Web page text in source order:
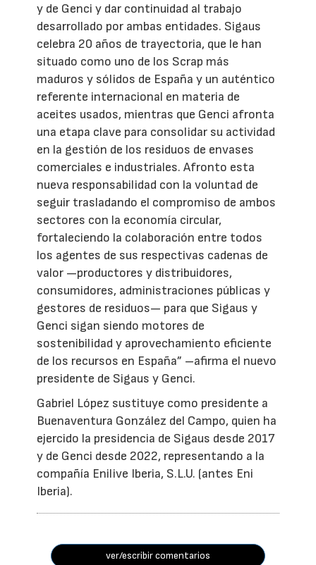
y de Genci y dar continuidad al trabajo
desarrollado por ambas entidades. Sigaus
celebra 20 años de trayectoria, que le han
situado como uno de los Scrap más
maduros y sólidos de España y un auténtico
referente internacional en materia de
aceites usados, mientras que Genci afronta
una etapa clave para consolidar su actividad
en la gestión de los residuos de envases
comerciales e industriales. Afronto esta
nueva responsabilidad con la voluntad de
seguir trasladando el compromiso de ambos
sectores con la economía circular,
fortaleciendo la colaboración entre todos
los agentes de sus respectivas cadenas de
valor —productores y distribuidores,
consumidores, administraciones públicas y
gestores de residuos— para que Sigaus y
Genci sigan siendo motores de
sostenibilidad y aprovechamiento eficiente
de los recursos en España” –afirma el nuevo
presidente de Sigaus y Genci.
Gabriel López sustituye como presidente a
Buenaventura González del Campo, quien ha
ejercido la presidencia de Sigaus desde 2017
y de Genci desde 2022, representando a la
compañía Enilive Iberia, S.L.U. (antes Eni
Iberia).
ver/escribir comentarios